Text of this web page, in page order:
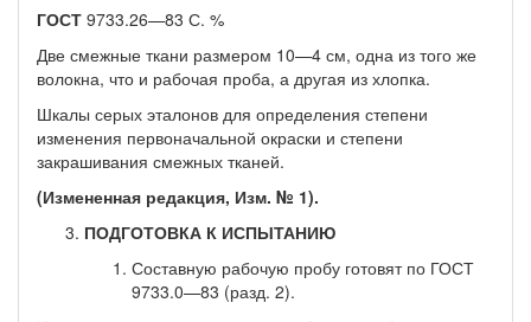
ГОСТ 9733.26—83 С. %
Две смежные ткани размером 10—4 см, одна из того же
волок­на, что и рабочая проба, а другая из хлопка.
Шкалы серых эталонов для определения степени
изменения первоначальной окраски и степени
закрашивания смежных тканей.
(Измененная редакция, Изм. № 1).
ПОДГОТОВКА К ИСПЫТАНИЮ
Составную рабочую пробу готовят по ГОСТ
9733.0—83 (разд. 2).